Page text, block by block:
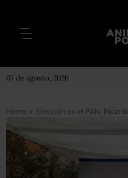
07 de agosto, 2026
Home >